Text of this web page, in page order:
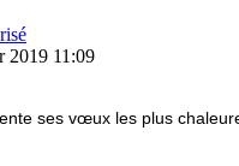
2019 11:09
ses vœux les plus